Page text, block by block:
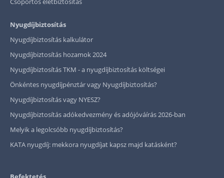
Nyugdíjbiztosítás
Nyugdíjbiztosítás kalkulátor
Nyugdíjbiztosítás hozamok 2024
Nyugdíjbiztosítás TKM - a nyugdíjbiztosítás költségei
Önkéntes nyugdíjpénztár vagy Nyugdíjbiztosítás?
Nyugdíjbiztosítás vagy NYESZ?
Nyugdíjbiztosítás adókedvezmény és adójóváírás 2026-ban
Melyik a legolcsóbb nyugdíjbiztosítás?
KATA nyugdíj: mekkora nyugdíjat kapsz majd katásként?